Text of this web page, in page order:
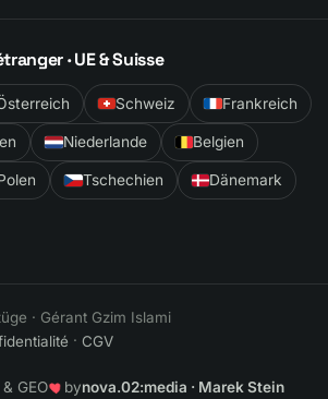
· UE & Suisse
Schweiz Frankreich
Niederlande Belgien
Tschechien Dänemark
· Gérant Gzim Islami
· CGV
GEO bynova.02:media · Marek Stein
interne –aucun sous-traitant !
de votre déménagement nous tient à
formés et salariés de notre propre